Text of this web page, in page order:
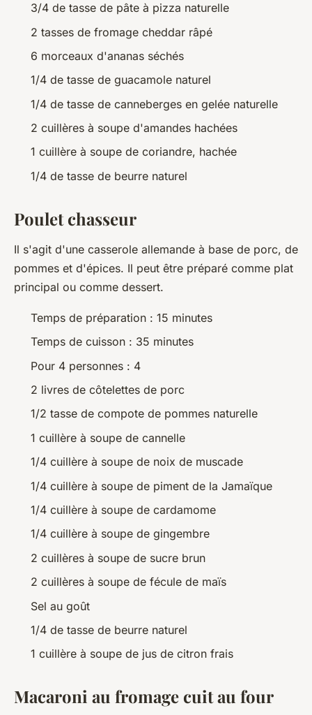
3/4 de tasse de pâte à pizza naturelle
2 tasses de fromage cheddar râpé
6 morceaux d'ananas séchés
1/4 de tasse de guacamole naturel
1/4 de tasse de canneberges en gelée naturelle
2 cuillères à soupe d'amandes hachées
1 cuillère à soupe de coriandre, hachée
1/4 de tasse de beurre naturel
Poulet chasseur
Il s'agit d'une casserole allemande à base de porc, de
pommes et d'épices. Il peut être préparé comme plat
principal ou comme dessert.
Temps de préparation : 15 minutes
Temps de cuisson : 35 minutes
Pour 4 personnes : 4
2 livres de côtelettes de porc
1/2 tasse de compote de pommes naturelle
1 cuillère à soupe de cannelle
1/4 cuillère à soupe de noix de muscade
1/4 cuillère à soupe de piment de la Jamaïque
1/4 cuillère à soupe de cardamome
1/4 cuillère à soupe de gingembre
2 cuillères à soupe de sucre brun
2 cuillères à soupe de fécule de maïs
Sel au goût
1/4 de tasse de beurre naturel
1 cuillère à soupe de jus de citron frais
Macaroni au fromage cuit au four